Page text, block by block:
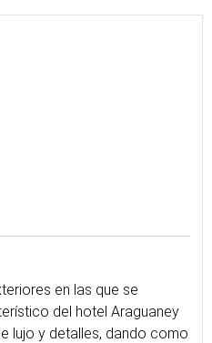
en las que se
del hotel Araguaney
lujo y detalles, dando como